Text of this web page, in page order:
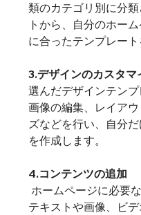
類のカテゴリ別に分
トから、自分のホー
に合ったテンプレート
3.デザインのカスタマ
選んだデザインテン
画像の編集、レイア
ズなどを行い、自分
を作成します。
4.コンテンツの追加
テキストや画像、ビ